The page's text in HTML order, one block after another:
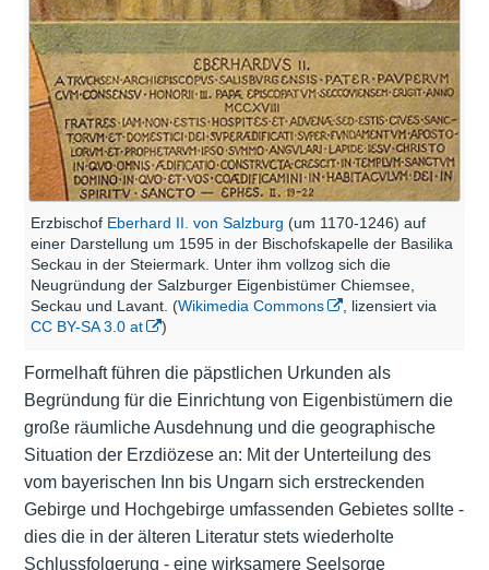
Erzbischof Eberhard II. von Salzburg (um 1170-1246) auf
einer Darstellung um 1595 in der Bischofskapelle der Basilika
Seckau in der Steiermark. Unter ihm vollzog sich die
Neugründung der Salzburger Eigenbistümer Chiemsee,
Seckau und Lavant. (Wikimedia Commons
, lizensiert via
CC BY-SA 3.0 at
)
Formelhaft führen die päpstlichen Urkunden als
Begründung für die Einrichtung von Eigenbistümern die
große räumliche Ausdehnung und die geographische
Situation der Erzdiözese an: Mit der Unterteilung des
vom bayerischen Inn bis Ungarn sich erstreckenden
Gebirge und Hochgebirge umfassenden Gebietes sollte -
dies die in der älteren Literatur stets wiederholte
Schlussfolgerung - eine wirksamere Seelsorge